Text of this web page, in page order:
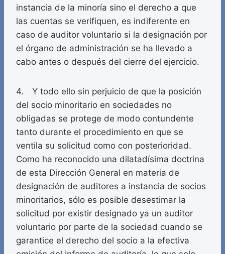
instancia de la minoría sino el derecho a que
las cuentas se verifiquen, es indiferente en
caso de auditor voluntario si la designación por
el órgano de administración se ha llevado a
cabo antes o después del cierre del ejercicio.
4. Y todo ello sin perjuicio de que la posición
del socio minoritario en sociedades no
obligadas se protege de modo contundente
tanto durante el procedimiento en que se
ventila su solicitud como con posterioridad.
Como ha reconocido una dilatadísima doctrina
de esta Dirección General en materia de
designación de auditores a instancia de socios
minoritarios, sólo es posible desestimar la
solicitud por existir designado ya un auditor
voluntario por parte de la sociedad cuando se
garantice el derecho del socio a la efectiva